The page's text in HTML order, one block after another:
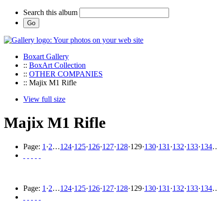
Search this album
Boxart Gallery
:: BoxArt Collection
:: OTHER COMPANIES
:: Majix M1 Rifle
View full size
Majix M1 Rifle
Page: 1 ·2…124·125·126·127·128·129·130·131 ·132·133·134
Page: 1 ·2…124·125·126·127·128·129·130·131 ·132·133·134